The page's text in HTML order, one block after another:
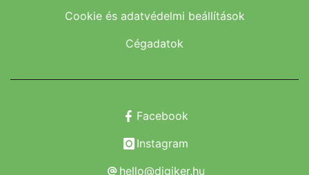
Cookie és adatvédelmi beállítások
Cégadatok
Facebook
Instagram
hello@digiker.hu